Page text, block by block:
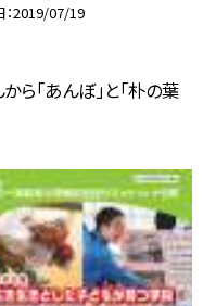
2019/07/19
「あんぼ」と「朴の葉